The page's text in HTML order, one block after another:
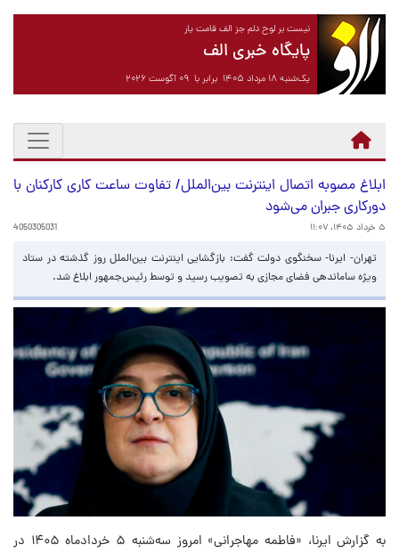
نیست بر لوح دلم جز الف قامت یار
پایگاه خبری الف
یک‌شنبه ۱۸ مرداد ۱۴۰۵ برابر با ۰۹ آگوست ۲۰۲۶
ابلاغ مصوبه اتصال اینترنت بین‌الملل/ تفاوت ساعت کاری کارکنان با
دورکاری جبران می‌شود
۵ خرداد ۱۴۰۵، ۱۱:۰۷ 4050305031
تهران- ایرنا- سخنگوی دولت گفت: بازگشایی اینترنت بین‌الملل روز گذشته در ستاد
ویژه ساماندهی فضای مجازی به تصویب رسید و توسط رئیس‌جمهور ابلاغ شد.
به گزارش ایرنا، «فاطمه مهاجرانی» امروز سه‌شنبه ۵ خردادماه ۱۴۰۵ در